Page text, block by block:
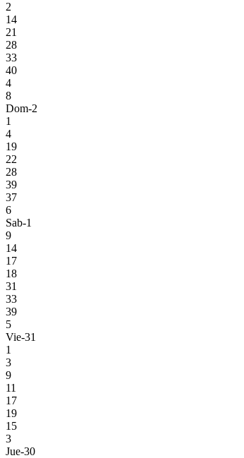
2
14
21
28
33
40
4
8
Dom-2
1
4
19
22
28
39
37
6
Sab-1
9
14
17
18
31
33
39
5
Vie-31
1
3
9
11
17
19
15
3
Jue-30